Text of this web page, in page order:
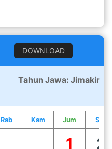
DOWNLOAD
Tahun Jawa: Jimakir
Rab Kam Jum Sab
1 2